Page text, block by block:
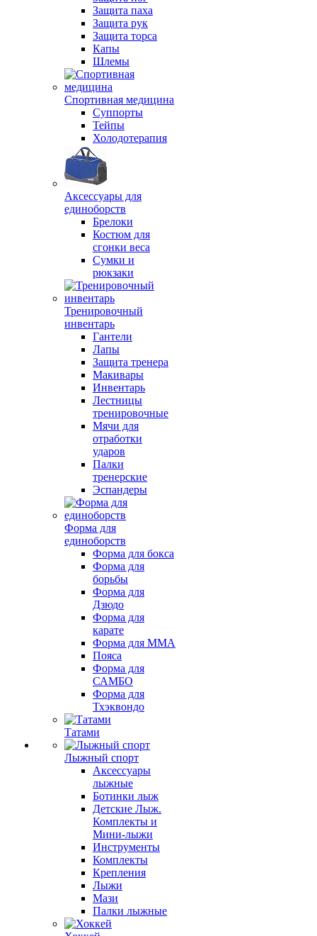
Защита паха
Защита рук
Защита торса
Капы
Шлемы
Спортивная медицина
Суппорты
Тейпы
Холодотерапия
Аксессуары для
единоборств
Брелоки
Костюм для
сгонки веса
Сумки и
рюкзаки
Тренировочный
инвентарь
Гантели
Лапы
Защита тренера
Макивары
Инвентарь
Лестницы
тренировочные
Мячи для
отработки
ударов
Палки
тренерские
Эспандеры
Форма для
единоборств
Форма для бокса
Форма для
борьбы
Форма для
Дзюдо
Форма для
карате
Форма для MMA
Пояса
Форма для
САМБО
Форма для
Тхэквондо
Татами
Лыжный спорт
Аксессуары
лыжные
Ботинки лыж
Детские Лыж.
Комплекты и
Мини-лыжи
Инструменты
Комплекты
Крепления
Лыжи
Мази
Палки лыжные